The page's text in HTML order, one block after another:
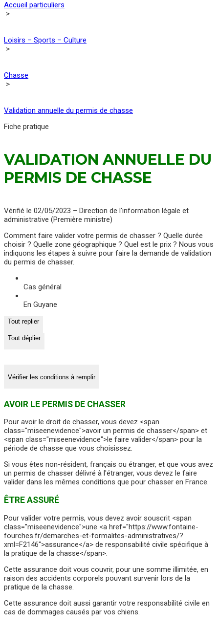
Accueil particuliers
>
Loisirs – Sports – Culture
>
Chasse
>
Validation annuelle du permis de chasse
Fiche pratique
VALIDATION ANNUELLE DU
PERMIS DE CHASSE
Vérifié le 02/05/2023 – Direction de l'information légale et
administrative (Première ministre)
Comment faire valider votre permis de chasser ? Quelle durée
choisir ? Quelle zone géographique ? Quel est le prix ? Nous vous
indiquons les étapes à suivre pour faire la demande de validation
du permis de chasser.
Cas général
En Guyane
Tout replier
Tout déplier
Vérifier les conditions à remplir
AVOIR LE PERMIS DE CHASSER
Pour avoir le droit de chasser, vous devez <span
class="miseenevidence">avoir un permis de chasser</span> et
<span class="miseenevidence">le faire valider</span> pour la
période de chasse que vous choisissez.
Si vous êtes non-résident, français ou étranger, et que vous avez
un permis de chasser délivré à l'étranger, vous devez le faire
valider dans les mêmes conditions que pour chasser en France.
ÊTRE ASSURÉ
Pour valider votre permis, vous devez avoir souscrit <span
class="miseenevidence">une <a href="https://www.fontaine-
fourches.fr/demarches-et-formalites-administratives/?
xml=F2146">assurance</a> de responsabilité civile spécifique à
la pratique de la chasse</span>.
Cette assurance doit vous couvrir, pour une somme illimitée, en
raison des accidents corporels pouvant survenir lors de la
pratique de la chasse.
Cette assurance doit aussi garantir votre responsabilité civile en
cas de dommages causés par vos chiens.